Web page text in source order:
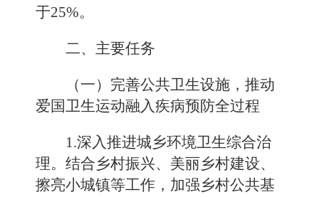
于25%。
二、主要任务
（一）完善公共卫生设施，推动
爱国卫生运动融入疾病预防全过程
1.深入推进城乡环境卫生综合治
理。结合乡村振兴、美丽乡村建设、
擦亮小城镇等工作，加强乡村公共基